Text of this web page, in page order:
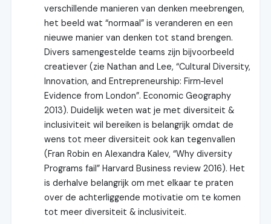
verschillende manieren van denken meebrengen,
het beeld wat “normaal” is veranderen en een
nieuwe manier van denken tot stand brengen.
Divers samengestelde teams zijn bijvoorbeeld
creatiever (zie Nathan and Lee, “Cultural Diversity,
Innovation, and Entrepreneurship: Firm‐level
Evidence from London”. Economic Geography
2013). Duidelijk weten wat je met diversiteit &
inclusiviteit wil bereiken is belangrijk omdat de
wens tot meer diversiteit ook kan tegenvallen
(Fran Robin en Alexandra Kalev, “Why diversity
Programs fail” Harvard Business review 2016). Het
is derhalve belangrijk om met elkaar te praten
over de achterliggende motivatie om te komen
tot meer diversiteit & inclusiviteit.